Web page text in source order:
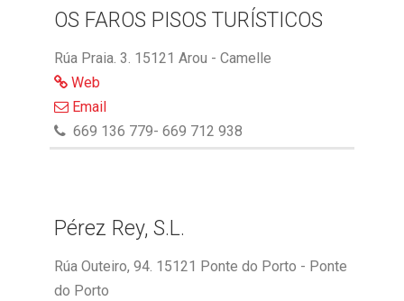
OS FAROS PISOS TURÍSTICOS
Rúa Praia. 3. 15121 Arou - Camelle
Web
Email
669 136 779- 669 712 938
Pérez Rey, S.L.
Rúa Outeiro, 94. 15121 Ponte do Porto - Ponte
do Porto